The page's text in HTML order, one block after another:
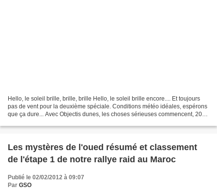
Hello, le soleil brille, brille, brille Hello, le soleil brille encore.... Et toujours
pas de vent pour la deuxième spéciale. Conditions météo idéales, espérons
que ça dure... Avec Objectis dunes, les choses sérieuses commencent, 200
Les mystères de l'oued résumé et classement
de l'étape 1 de notre rallye raid au Maroc
Publié le 02/02/2012 à 09:07
Par GSO